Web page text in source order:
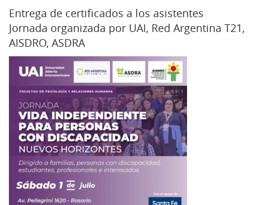
Entrega de certificados a los asistentes
Jornada organizada por UAI, Red Argentina T21,
AISDRO, ASDRA